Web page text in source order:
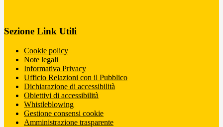
Sezione Link Utili
Cookie policy
Note legali
Informativa Privacy
Ufficio Relazioni con il Pubblico
Dichiarazione di accessibilità
Obiettivi di accessibilità
Whistleblowing
Gestione consensi cookie
Amministrazione trasparente